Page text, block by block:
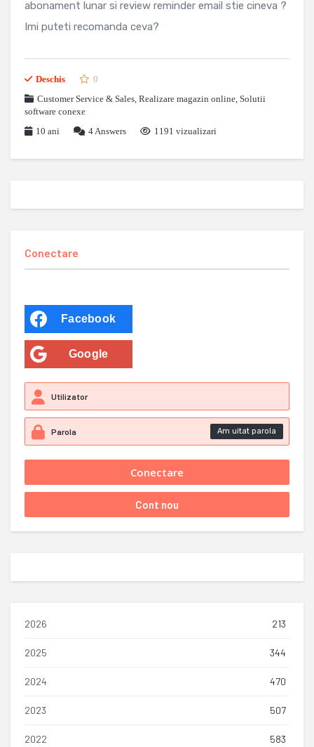
abonament lunar si review reminder email stie cineva ?
Imi puteti recomanda ceva?
Deschis
0
Customer Service & Sales, Realizare magazin online, Solutii
software conexe
10 ani
4Answers 1191 vizualizari
Conectare
Facebook
Google
Am uitat parola
2026 213
2025 344
2024 470
2023 507
2022 583